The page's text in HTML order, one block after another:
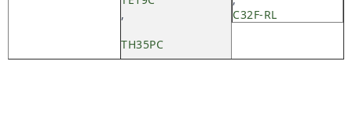
,
TH35PC
,
C32F-RL